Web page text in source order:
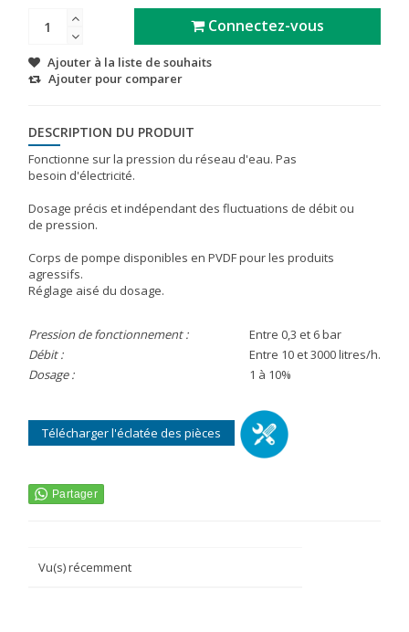
Connectez-vous
Ajouter à la liste de souhaits
Ajouter pour comparer
DESCRIPTION DU PRODUIT
Fonctionne sur la pression du réseau d'eau. Pas
besoin d'électricité.
Dosage précis et indépendant des fluctuations de débit ou
de pression.
Corps de pompe disponibles en PVDF pour les produits
agressifs.
Réglage aisé du dosage.
Pression de fonctionnement :
Entre 0,3 et 6 bar
Débit :
Entre 10 et 3000 litres/h.
Dosage :
1 à 10%
Télécharger l'éclatée des pièces
Vu(s) récemment